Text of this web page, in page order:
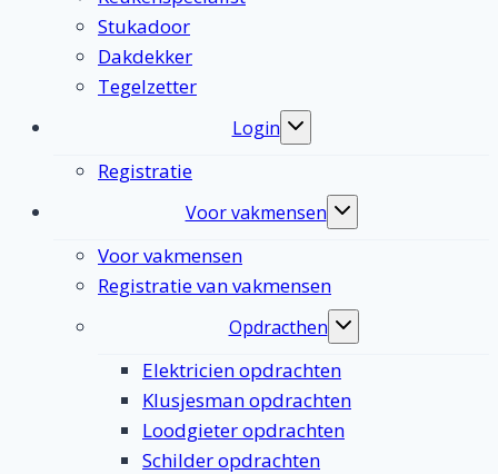
Stukadoor
Dakdekker
Tegelzetter
Login
Toggle
Registratie
Voor vakmensen
Toggle
Voor vakmensen
Registratie van vakmensen
Opdracthen
Toggle
Elektricien opdrachten
Klusjesman opdrachten
Loodgieter opdrachten
Schilder opdrachten